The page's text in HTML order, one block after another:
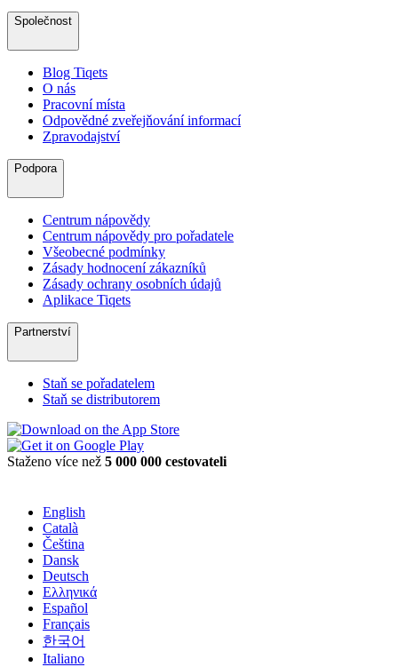
Společnost
Blog Tiqets
O nás
Pracovní místa
Odpovědné zveřejňování informací
Zpravodajství
Podpora
Centrum nápovědy
Centrum nápovědy pro pořadatele
Všeobecné podmínky
Zásady hodnocení zákazníků
Zásady ochrany osobních údajů
Aplikace Tiqets
Partnerství
Staň se pořadatelem
Staň se distributorem
Staženo více než 5 000 000 cestovateli
English
Català
Čeština
Dansk
Deutsch
Ελληνικά
Español
Français
한국어
Italiano